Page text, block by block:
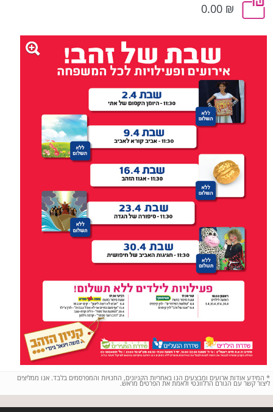
₪ 0.00
* המידע אודות ארועים ומבצעים הנו באחריות הקניונים, החנויות והמפרסמים בלבד. אנו ממליצים
ליצור קשר עם הגורם הרלוונטי ולאמת את הפרטים מראש.